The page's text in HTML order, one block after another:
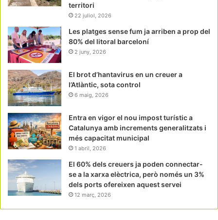
territori
22 juliol, 2026
Les platges sense fum ja arriben a prop del
80% del litoral barceloní
2 juny, 2026
El brot d’hantavirus en un creuer a
l’Atlàntic, sota control
6 maig, 2026
Entra en vigor el nou impost turístic a
Catalunya amb increments generalitzats i
més capacitat municipal
1 abril, 2026
El 60% dels creuers ja poden connectar-
se a la xarxa elèctrica, però només un 3%
dels ports ofereixen aquest servei
12 març, 2026